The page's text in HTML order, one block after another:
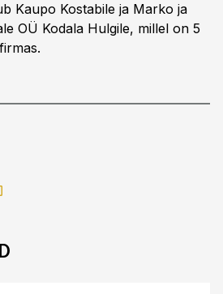
Kaupo Kostabile ja Marko ja
OÜ Kodala Hulgile, millel on 5